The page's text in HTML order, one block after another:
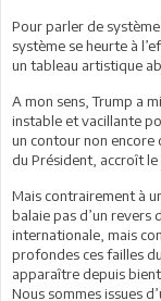
Pour parler de
système se heurte à
un tableau artistique
A mon sens, Trump a
instable et vacillante
un contour non encore
du Président, accroît le
Mais contrairement à
balaie pas d’un revers
internationale, mais
profondes ces failles
apparaître depuis
Nous sommes issues